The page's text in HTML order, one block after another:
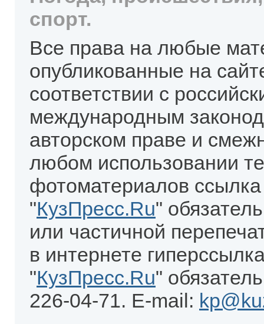
спорт.
Все права на любые
опубликованные на
соответствии с
международным
авторском праве и
любом использовании
фотоматериалов
"КузПресс.Ru"
или частичной
в интернете
"КузПресс.Ru"
226-04-71. E-mail: